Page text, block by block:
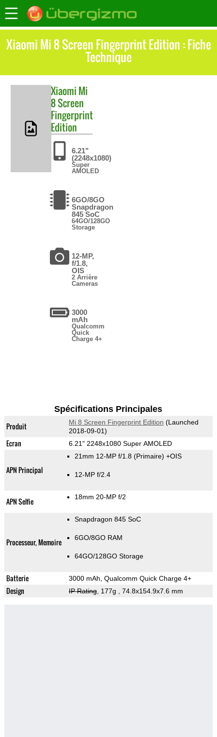
Xiaomi Mi 8 Screen Fingerprint Edition : Fiche
Technique
Xiaomi Mi
8 Screen
Fingerprint
Edition
6.21"
(2248x1080)
Super
AMOLED
6GO/8GO
Snapdragon
845 SoC
64GO/128GO
Storage
12-MP,
f/1.8,
OIS
2 Arrière
Cameras
3000
mAh
Qualcomm
Quick
Charge 4+
Spécifications Principales
Produit Mi 8 Screen Fingerprint Edition (Launched
2018-09-01)
Ecran 6.21" 2248x1080 Super AMOLED
APN Principal
21mm 12-MP f/1.8 (Primaire) +OIS
12-MP f/2.4
APN Selfie 18mm 20-MP f/2
Processeur, Memoire
Snapdragon 845 SoC
6GO/8GO RAM
64GO/128GO Storage
Batterie 3000 mAh, Qualcomm Quick Charge 4+
Design IP Rating, 177g , 74.8x154.9x7.6 mm